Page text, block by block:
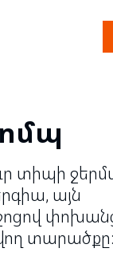
տիպի
այն
տարածքը։